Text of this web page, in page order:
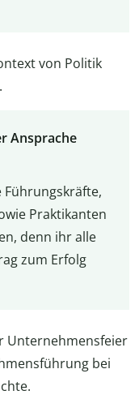
von Politik
Ansprache
Führungskräfte,
Praktikanten
denn ihr alle
zum Erfolg
Unternehmensfeier
bei